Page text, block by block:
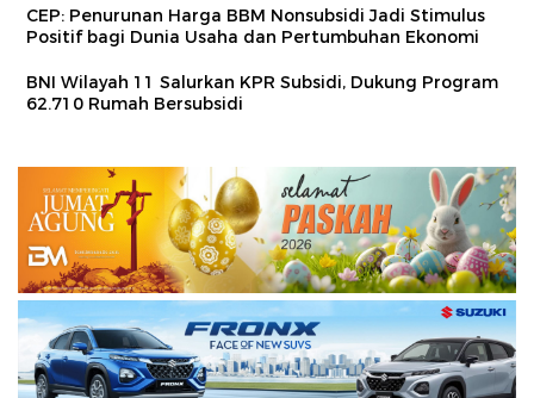
CEP: Penurunan Harga BBM Nonsubsidi Jadi Stimulus
Positif bagi Dunia Usaha dan Pertumbuhan Ekonomi
BNI Wilayah 11 Salurkan KPR Subsidi, Dukung Program
62.710 Rumah Bersubsidi